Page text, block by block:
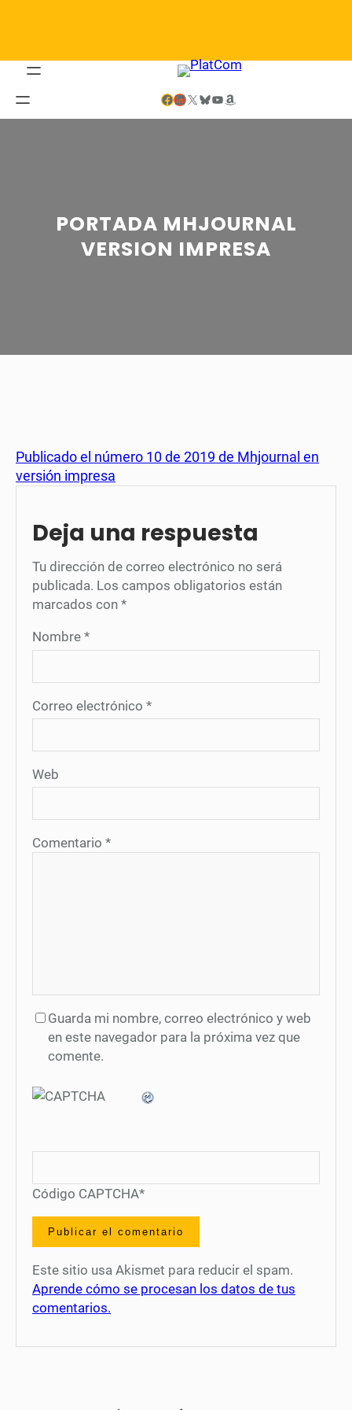
Facebook LinkedIn X Bluesky YouTube Amazon
PORTADA MHJOURNAL
VERSION IMPRESA
Publicado el número 10 de 2019 de Mhjournal en
versión impresa
Deja una respuesta
Tu dirección de correo electrónico no será
publicada. Los campos obligatorios están
marcados con *
Nombre *
Correo electrónico *
Web
Comentario *
Guarda mi nombre, correo electrónico y web
en este navegador para la próxima vez que
comente.
Código CAPTCHA*
Este sitio usa Akismet para reducir el spam.
Aprende cómo se procesan los datos de tus
comentarios.